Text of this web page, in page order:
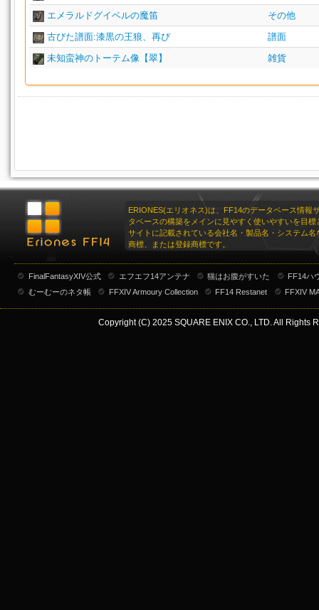
エメラルドグイベルの魔笛
その他
古びた譜面:漆黒の王狼、再び
譜面
未知蛮神のトーテム像【翠】
雑貨
ERIONES(エリオネス)は、FF14のデータベース情報
タベースの構築をメインに見やすく使いやすいを目標
サイトに記載されている会社名・製品名・システム名
商標、または登録商標です。
FinalFantasyXIV公式 エフエフ14アンテナ 猫はお腹がすいた
FF14ハ
むーむーのネタ帳
FFXIV Armoury Collection FF14 Restanet FFXIV
Copyright (C) 2025 SQUARE ENIX CO., LTD. All Rights